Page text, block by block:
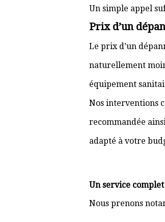
Un simple appel
Prix d’un
Le prix d’un
naturellement
équipement
Nos interventions
recommandée
adapté à votre
Un service
Nous prenons